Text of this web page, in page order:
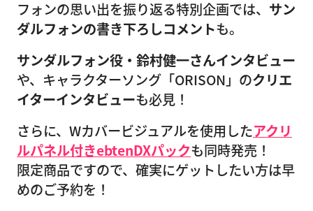
フォンの思い出を振り返る特別企画では、 サン
ダルフォンの書き下ろしコメントも。
サンダルフォン役・鈴村健一さんインタビュー
や、キャラクターソング「ORISON」のクリエ
イターインタビューも必見！
さらに、Wカバービジュアルを使用したアクリ
ルパネル付きebtenDXパックも同時発売！
限定商品ですので、確実にゲットしたい方は早
めのご予約を！